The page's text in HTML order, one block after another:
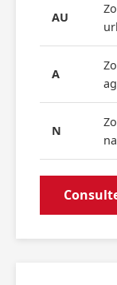
AU
A
N